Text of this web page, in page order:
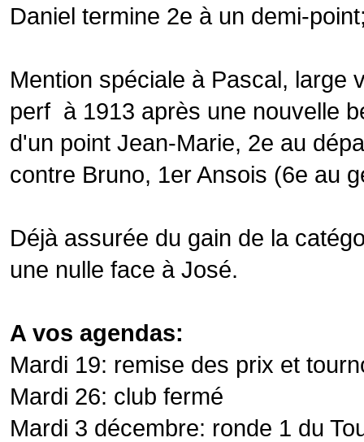
Daniel termine 2e à un demi-
Mention spéciale à Pascal, large
perf à 1913 après une nouvelle
d'un point Jean-Marie, 2e au
contre Bruno, 1er Ansois (6e au
Déjà assurée du gain de la
une nulle face à José.
A vos agendas:
Mardi 19: remise des prix et
Mardi 26: club fermé
Mardi 3 décembre: ronde 1 du